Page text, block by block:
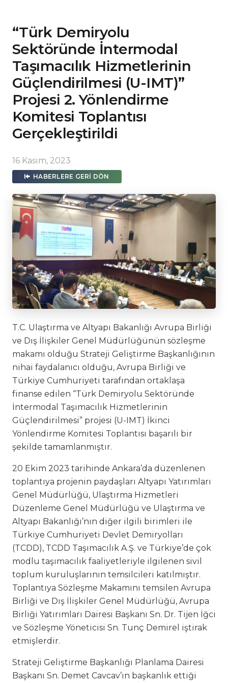
“Türk Demiryolu
Sektöründe İntermodal
Taşımacılık Hizmetlerinin
Güçlendirilmesi (U-IMT)”
Projesi 2. Yönlendirme
Komitesi Toplantısı
Gerçekleştirildi
16 Kasım, 2023
HABERLERE GERI DÖN
T.C. Ulaştırma ve Altyapı Bakanlığı Avrupa Birliği
ve Dış İlişkiler Genel Müdürlüğünün sözleşme
makamı olduğu Strateji Geliştirme Başkanlığının
nihai faydalanıcı olduğu, Avrupa Birliği ve
Türkiye Cumhuriyeti tarafından ortaklaşa
finanse edilen “Türk Demiryolu Sektöründe
İntermodal Taşımacılık Hizmetlerinin
Güçlendirilmesi” projesi (U-IMT) İkinci
Yönlendirme Komitesi Toplantısı başarılı bir
şekilde tamamlanmıştır.
20 Ekim 2023 tarihinde Ankara’da düzenlenen
toplantıya projenin paydaşları Altyapı Yatırımları
Genel Müdürlüğü, Ulaştırma Hizmetleri
Düzenleme Genel Müdürlüğü ve Ulaştırma ve
Altyapı Bakanlığı’nın diğer ilgili birimleri ile
Türkiye Cumhuriyeti Devlet Demiryolları
(TCDD), TCDD Taşımacılık A.Ş. ve Türkiye’de çok
modlu taşımacılık faaliyetleriyle ilgilenen sivil
toplum kuruluşlarının temsilcileri katılmıştır.
Toplantıya Sözleşme Makamını temsilen Avrupa
Birliği ve Dış İlişkiler Genel Müdürlüğü, Avrupa
Birliği Yatırımları Dairesi Başkanı Sn. Dr. Tijen İğci
ve Sözleşme Yöneticisi Sn. Tunç Demirel iştirak
etmişlerdir.
Strateji Geliştirme Başkanlığı Planlama Dairesi
Başkanı Sn. Demet Cavcav’ın başkanlık ettiği